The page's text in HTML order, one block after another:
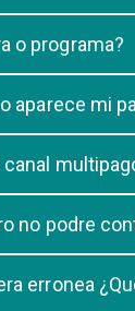
o programa?
aparece mi
e indicar
no podre
erronea